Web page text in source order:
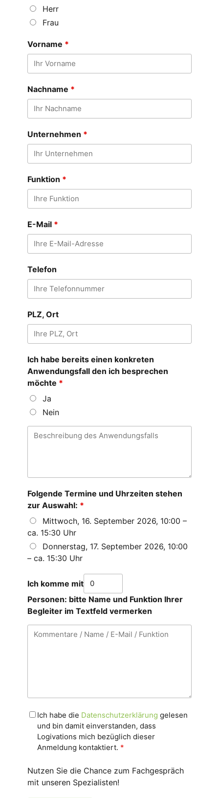
Herr
Frau
Vorname *
Nachname *
Unternehmen *
Funktion *
E-Mail *
Telefon
PLZ, Ort
Ich habe bereits einen konkreten
Anwendungsfall den ich besprechen
möchte *
Ja
Nein
Folgende Termine und Uhrzeiten stehen
zur Auswahl: *
Mittwoch, 16. September 2026, 10:00 –
ca. 15:30 Uhr
Donnerstag, 17. September 2026, 10:00
– ca. 15:30 Uhr
Ich komme mit
Personen: bitte Name und Funktion Ihrer
Begleiter im Textfeld vermerken
Ich habe die Datenschutzerklärung gelesen
und bin damit einverstanden, dass
Logivations mich bezüglich dieser
Anmeldung kontaktiert. *
Nutzen Sie die Chance zum Fachgespräch
mit unseren Spezialisten!